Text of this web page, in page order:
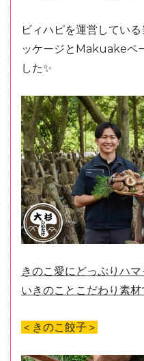
ビィハピを運営してい
ッケージとMakuakeペ
した✨
きのこ愛にどっぷりハ
いきのことこだわり素
＜きのこ餃子＞